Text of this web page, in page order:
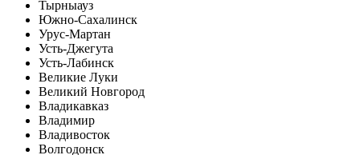
Тырныауз
Южно-Сахалинск
Урус-Мартан
Усть-Джегута
Усть-Лабинск
Великие Луки
Великий Новгород
Владикавказ
Владимир
Владивосток
Волгодонск